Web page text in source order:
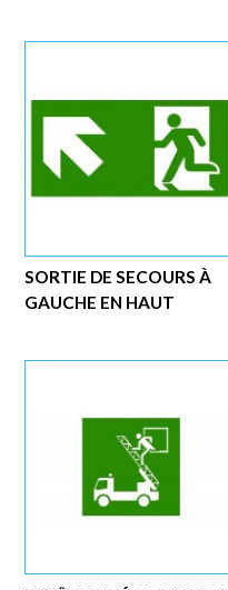
SORTIE DE SECOURS À
GAUCHE EN HAUT